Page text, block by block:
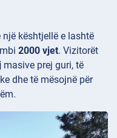
një kështjellë e lashtë
2000 vjet. Vizitorët
masive prej guri, të
dhe të mësojnë për